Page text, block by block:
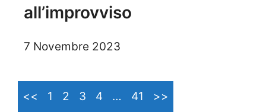
all’improvviso
7 Novembre 2023
<< 1 2 3 4 … 41 >>